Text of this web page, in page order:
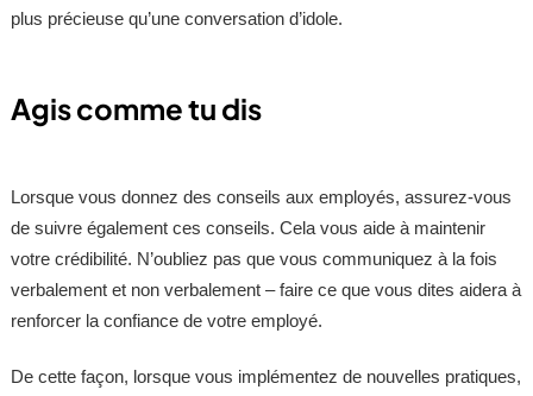
plus précieuse qu’une conversation d’idole.
Agis comme tu dis
Lorsque vous donnez des conseils aux employés, assurez-vous
de suivre également ces conseils. Cela vous aide à maintenir
votre crédibilité. N’oubliez pas que vous communiquez à la fois
verbalement et non verbalement – faire ce que vous dites aidera à
renforcer la confiance de votre employé.
De cette façon, lorsque vous implémentez de nouvelles pratiques,